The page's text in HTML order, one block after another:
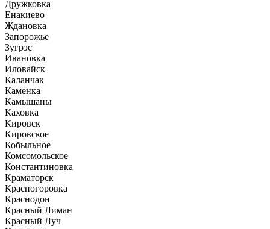
Дружковка
Енакиево
Ждановка
Запорожье
Зугрэс
Ивановка
Иловайск
Каланчак
Каменка
Камышаны
Каховка
Кировск
Кировское
Кобыльное
Комсомольское
Константиновка
Краматорск
Красногоровка
Краснодон
Красный Лиман
Красный Луч